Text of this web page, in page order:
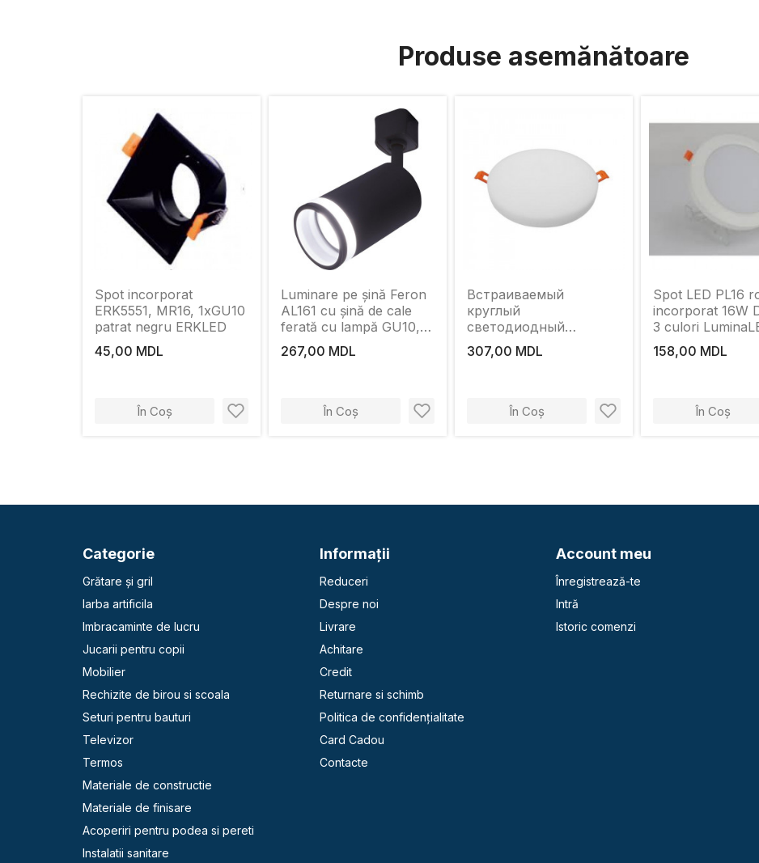
Produse asemănătoare
Spot incorporat
ERK5551, MR16, 1xGU10
patrat negru ERKLED
45,00 MDL
În Coș
Luminare pe șină Feron
AL161 cu șină de cale
ferată cu lampă GU10,
negru
267,00 MDL
În Coș
Встраиваемый
круглый
светодиодный
прожектор FPL-36W
6000K LuminaLED
307,00 MDL
În Coș
Spot LED PL16
incorporat 16W
3 culori
158,00 MDL
În Coș
Categorie
Grătare și gril
Iarba artificila
Imbracaminte de lucru
Jucarii pentru copii
Mobilier
Rechizite de birou si scoala
Seturi pentru bauturi
Televizor
Termos
Materiale de constructie
Materiale de finisare
Acoperiri pentru podea si pereti
Instalatii sanitare
Informaţii
Reduceri
Despre noi
Livrare
Achitare
Credit
Returnare si schimb
Politica de confidențialitate
Card Cadou
Contacte
Account meu
Înregistrează-te
Intră
Istoric comenzi